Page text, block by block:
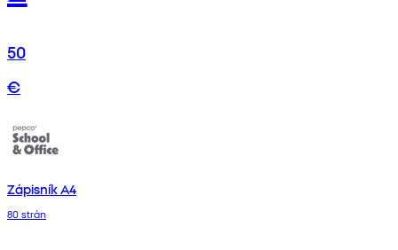
50
€
Zápisník A4
80 strán